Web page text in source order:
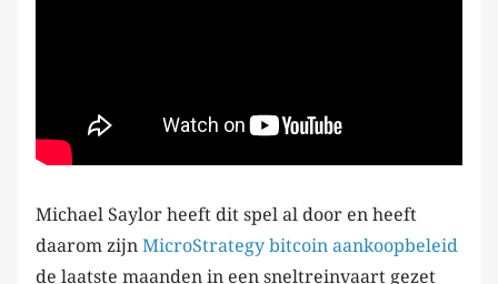
Michael Saylor heeft dit spel al door en heeft
daarom zijn MicroStrategy bitcoin aankoopbeleid
de laatste maanden in een sneltreinvaart gezet